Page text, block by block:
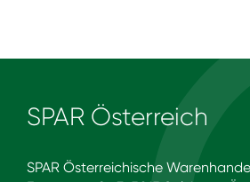
SPAR Österreich
SPAR Österreichische